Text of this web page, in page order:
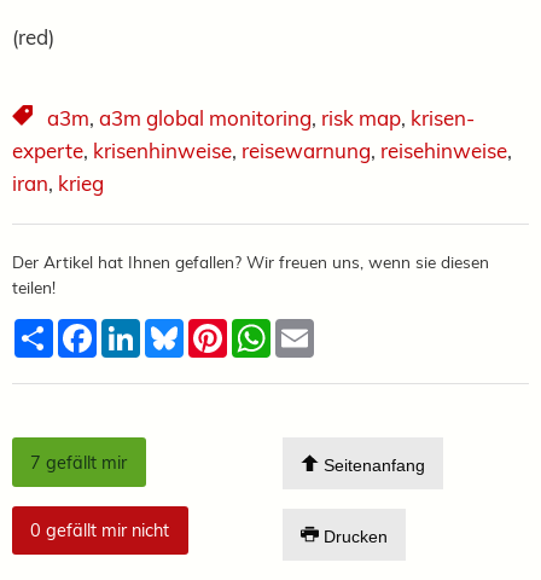
(red)
a3m, a3m global monitoring, risk map, krisen-
experte, krisenhinweise, reisewarnung, reisehinweise,
iran, krieg
Der Artikel hat Ihnen gefallen? Wir freuen uns, wenn sie diesen
teilen!
TeilenFacebook
LinkedInBlueskyPinterestWhatsApp
7 gefällt mir
0 gefällt mir nicht
Seitenanfang
Drucken